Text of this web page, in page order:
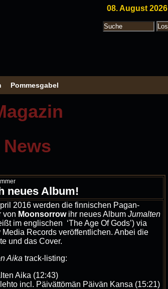
08. August 2026
Pommesgabel
News
neues Album!
2016 werden die finnischen Pagan-
von Moonsorrowihr neues Album Jumalten
im englischen ‘The Age Of Gods’) via
Media Records veröffentlichen. Anbei die
und das Cover.
Aika track-listing:
Aika (12:43)
incl. Päivättömän Päivän Kansa (15:21)